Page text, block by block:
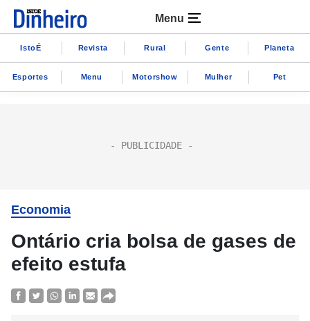
Menu
IstoÉ Revista Rural Gente Planeta
Esportes Menu Motorshow Mulher Pet
Economia
Ontário cria bolsa de gases de
efeito estufa